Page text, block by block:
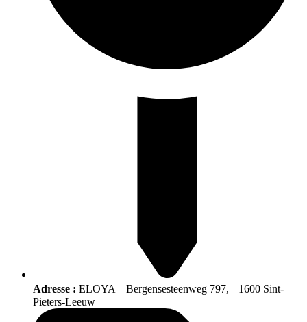
Adresse : ELOYA – Bergensesteenweg 797, 1600 Sint-
Pieters-Leeuw